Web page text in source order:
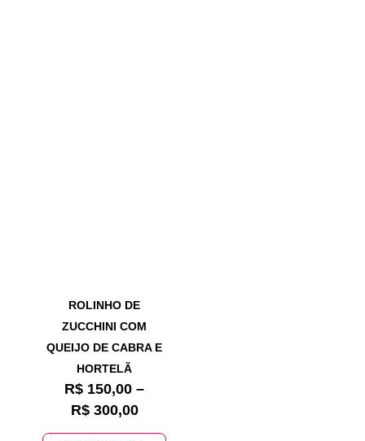
ROLINHO DE
ZUCCHINI COM
QUEIJO DE CABRA E
HORTELÃ
R$ 150,00 –
R$300,00